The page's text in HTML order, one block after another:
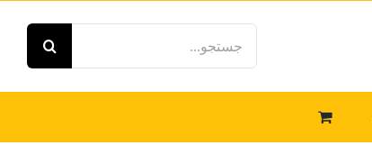
جستجو
برای: